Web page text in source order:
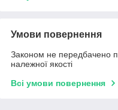
Умови повернення
Законом не передбачено
належної якості
Всі умови повернення